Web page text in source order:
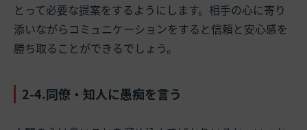
とって必要な提案をするようにします。相手の心に寄り
添いながらコミュニケーションをすると信頼と安心感を
勝ち取ることができるでしょう。
2-4.同僚・知人に愚痴を言う